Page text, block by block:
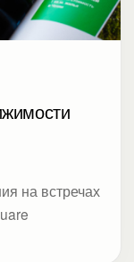
на встречах